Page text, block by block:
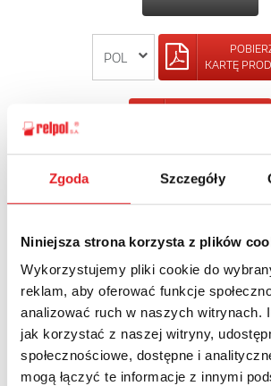
Zgoda Szczegóły
Niniejsza strona korzysta z plików
Wykorzystujemy pliki cookie do
reklam, aby oferować funkcje
analizować ruch w naszych witrynach.
jak korzystać z naszej witryny,
społecznościowe, dostępne i
mogą łączyć te informacje z innymi
KARTĘ
Imię i nazwisko: *
Adres e-mail: *